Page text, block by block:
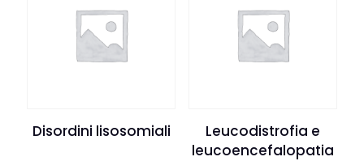
Disordini lisosomiali
Leucodistrofia e
leucoencefalopatia